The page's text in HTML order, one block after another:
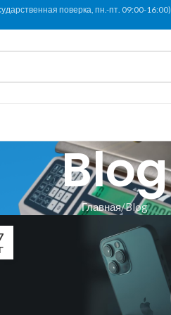
поверка, пн.-пт. 09:00-16:00)
Blog
Главная Blog